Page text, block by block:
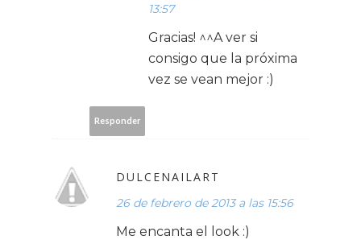
13:57
Gracias! ^^A ver si
consigo que la próxima
vez se vean mejor :)
Responder
DULCENAILART
26 de febrero de 2013 a las 15:56
Me encanta el look :)